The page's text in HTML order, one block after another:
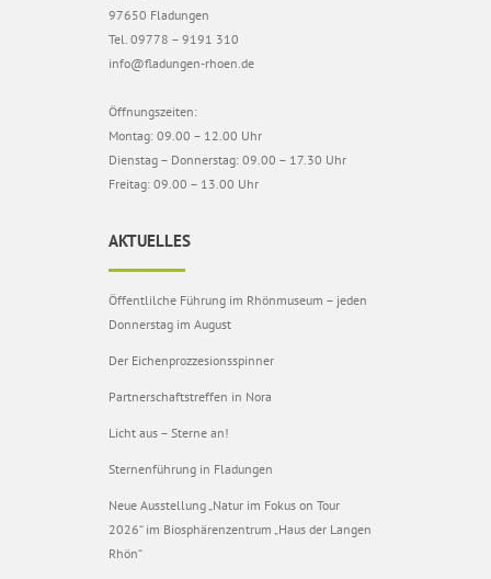
97650 Fladungen
Tel. 09778 – 9191 310
info@fladungen-rhoen.de
Öffnungszeiten:
Montag: 09.00 – 12.00 Uhr
Dienstag – Donnerstag: 09.00 – 17.30 Uhr
Freitag: 09.00 – 13.00 Uhr
AKTUELLES
Öffentlilche Führung im Rhönmuseum – jeden
Donnerstag im August
Der Eichenprozzesionsspinner
Partnerschaftstreffen in Nora
Licht aus – Sterne an!
Sternenführung in Fladungen
Neue Ausstellung „Natur im Fokus on Tour
2026“ im Biosphärenzentrum „Haus der Langen
Rhön“